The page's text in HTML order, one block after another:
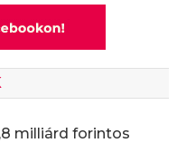
milliárd forintos